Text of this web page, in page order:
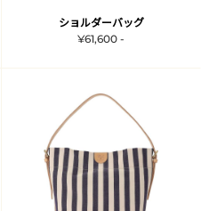
ショルダーバッグ
¥61,600 -